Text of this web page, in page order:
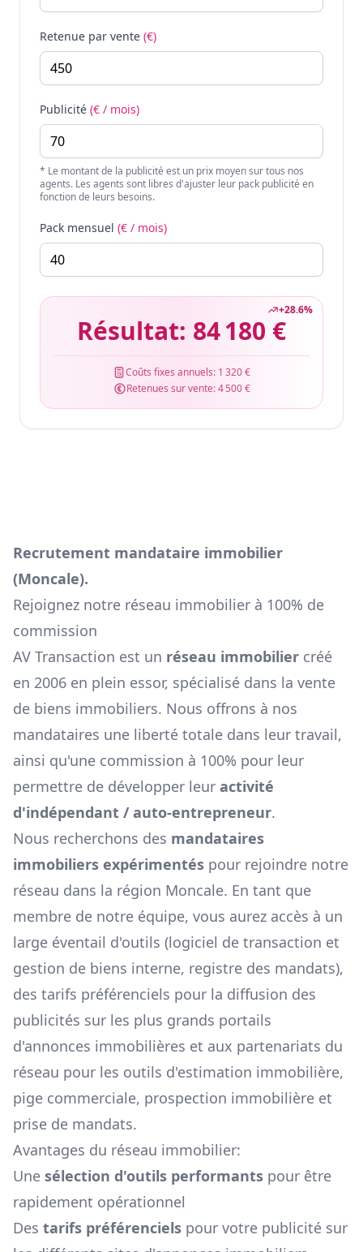
Retenue par vente (€)
Publicité (€ / mois)
* Le montant de la publicité est un prix moyen sur tous nos
agents. Les agents sont libres d'ajuster leur pack publicité en
fonction de leurs besoins.
Pack mensuel (€ / mois)
+28.6%
Résultat: 84 180 €
Coûts fixes annuels: 1 320 €
Retenues sur vente:4 500 €
Recrutement mandataire immobilier
(Moncale).
Rejoignez notre réseau immobilier à 100% de
commission
AV Transaction est un réseau immobilier créé
en 2006 en plein essor, spécialisé dans la vente
de biens immobiliers. Nous offrons à nos
mandataires une liberté totale dans leur travail,
ainsi qu'une commission à 100% pour leur
permettre de développer leur activité
d'indépendant / auto-entrepreneur.
Nous recherchons des mandataires
immobiliers expérimentés pour rejoindre notre
réseau dans la région Moncale. En tant que
membre de notre équipe, vous aurez accès à un
large éventail d'outils (logiciel de transaction et
gestion de biens interne, registre des mandats),
des tarifs préférenciels pour la diffusion des
publicités sur les plus grands portails
d'annonces immobilières et aux partenariats du
réseau pour les outils d'estimation immobilière,
pige commerciale, prospection immobilière et
prise de mandats.
Avantages du réseau immobilier:
Une sélection d'outils performants pour être
rapidement opérationnel
Des tarifs préférenciels pour votre publicité sur